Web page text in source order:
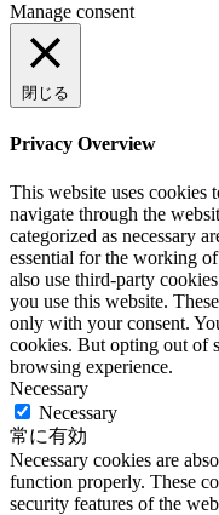
Manage consent
閉じる
Privacy Overview
This website uses cookies
navigate through the
categorized as necessary
essential for the working
also use third-party
you use this website.
only with your consent.
cookies. But opting out of
browsing experience.
Necessary
Necessary
常に有効
Necessary cookies are
function properly. These
security features of the